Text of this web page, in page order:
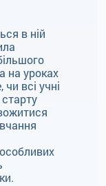
в ній
на уроках
всі учні